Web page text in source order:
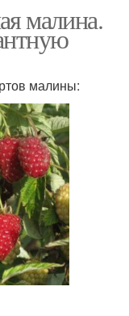
малина.
малины: